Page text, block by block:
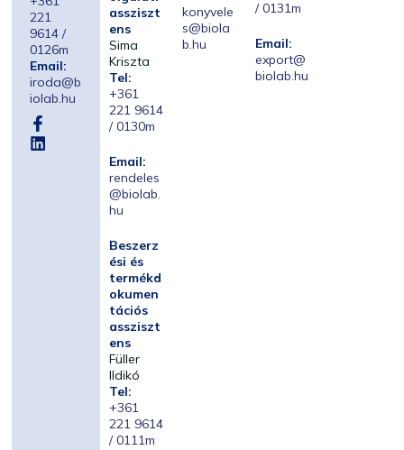
221
9614 /
0126m
Email:
iroda@b
iolab.hu
assziszt
ens
Sima
Kriszta
Tel:
+361
221 9614
/ 0130m
Email:
rendeles
@biolab.
hu
Beszerz
ési és
termékd
okumen
tációs
assziszt
ens
Füller
Ildikó
Tel:
+361
221 9614
/ 0111m
konyvele
s@biola
b.hu
/ 0131m
Email:
export@
biolab.hu